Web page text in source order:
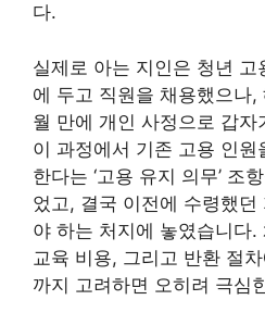
다.
실제로 아는 지인은 청년
에 두고 직원을 채용했으나,
월 만에 개인 사정으로 갑
이 과정에서 기존 고용 인
한다는 ‘고용 유지 의무’ 조
었고, 결국 이전에 수령했던
야 하는 처지에 놓였습니다
교육 비용, 그리고 반환 절
까지 고려하면 오히려 극심